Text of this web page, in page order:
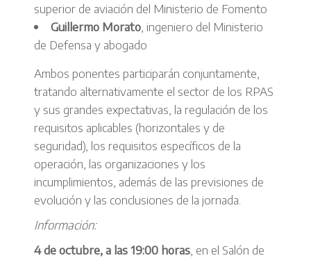
superior de aviación del Ministerio de Fomento
Guillermo Morato , ingeniero del Ministerio
de Defensa y abogado
Ambos ponentes participarán conjuntamente,
tratando alternativamente el sector de los RPAS
y sus grandes expectativas, la regulación de los
requisitos aplicables (horizontales y de
seguridad), los requisitos específicos de la
operación, las organizaciones y los
incumplimientos, además de las previsiones de
evolución y las conclusiones de la jornada.
Información:
4 de octubre, a las 19:00 horas , en el Salón de